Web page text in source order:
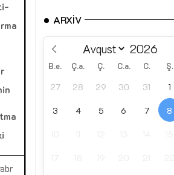
ARXIV
B.e. Ç.a. Ç. C.a. C. Ş.
27 28 29 30 31 1
3 4 5 6 7 8